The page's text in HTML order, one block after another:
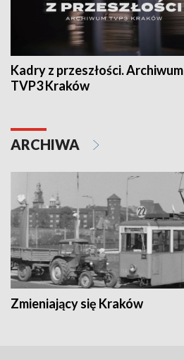
Kadry z przeszłości. Archiwum
TVP3 Kraków
ARCHIWA
Zmieniający się Kraków